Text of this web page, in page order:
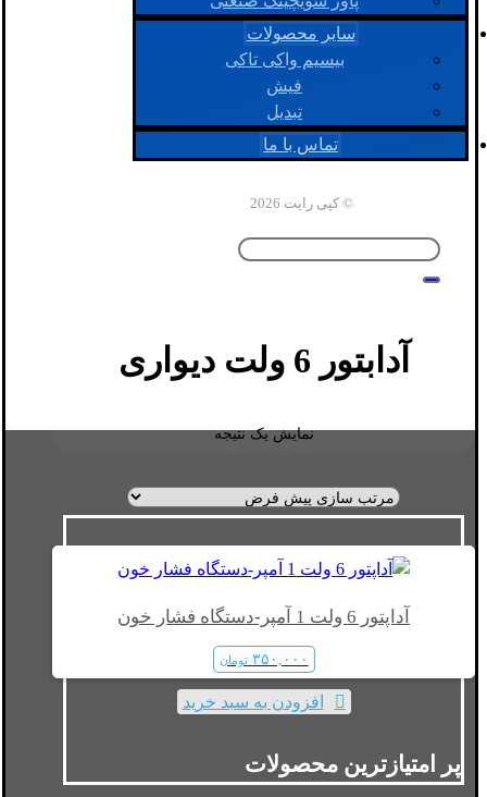
سایر محصولات
بیسیم واکی تاکی
فیش
تبدیل
تماس با ما
© کپی رایت 2026
آدابتور 6 ولت دیواری
نمایش یک نتیجه
آداپتور 6 ولت 1 آمپر-دستگاه فشار خون
۳۵۰,۰۰۰ تومان
افزودن به سبد خرید
پر امتیازترین محصولات